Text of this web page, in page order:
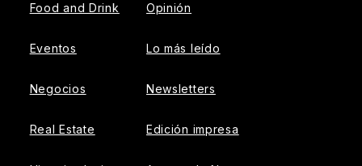
Food and Drink
Eventos
Negocios
Real Estate
Opinión
Lo más leído
Newsletters
Edición impresa